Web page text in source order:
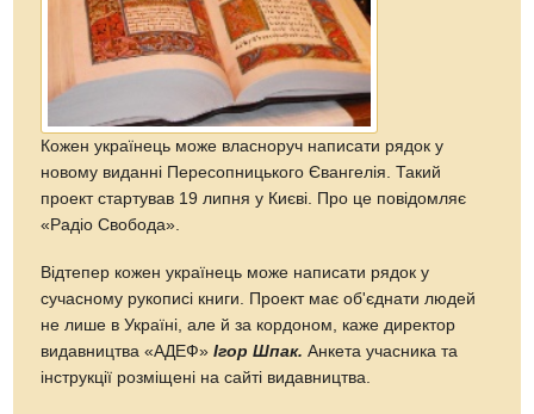
Кожен українець може власноруч написати рядок у
новому виданні Пересопницького Євангелія. Такий
проект стартував 19 липня у Києві. Про це повідомляє
«Радіо Свобода».
Відтепер кожен українець може написати рядок у
сучасному рукописі книги. Проект має об'єднати людей
не лише в Україні, але й за кордоном, каже директор
видавництва «АДЕФ»Ігор Шпак. Анкета учасника та
інструкції розміщені на сайті видавництва.